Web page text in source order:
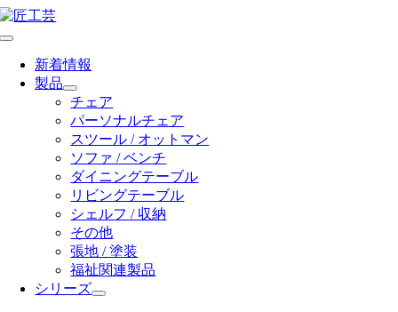
Skip
content
Toggle
Navigation新着情報
製品
チェア
パーソナルチェア
スツール / オットマン
ソファ / ベンチ
ダイニングテーブル
リビングテーブル
シェルフ / 収納
その他
張地 / 塗装
福祉関連製品
シリーズ